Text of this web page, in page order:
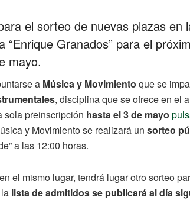
el sorteo de nuevas plazas en
“Enrique Granados” para el
mayo.
a Música y Movimiento que se
, disciplina que se ofrece en el
sola preinscripción hasta el 3 de mayo
y Movimiento se realizará un sorteo
a las 12:00 horas.
el mismo lugar, tendrá lugar otro sorteo
lista de admitidos se publicará al día